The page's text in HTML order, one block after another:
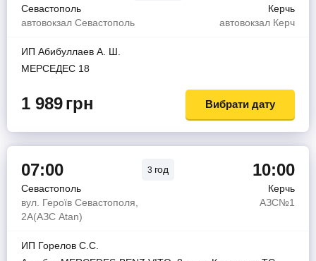
Севастополь
Керчь
автовокзал Севастополь
автовокзал Керч
ИП Абибуллаев А. Ш.
МЕРСЕДЕС 18
1 989грн Вибрати дату
07:00 3 год 10:00
Севастополь
Керчь
вул. Героїв Севастополя,
2А(АЗС Atan)
АЗС№1
ИП Горелов С.С.